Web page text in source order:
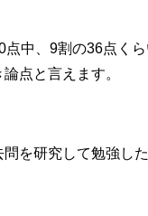
中、9割の36点く
点と言えます。
を研究して勉強し